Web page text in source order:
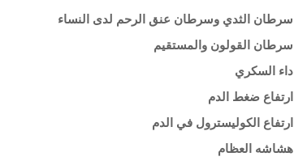
سرطان الثدي وسرطان عنق الرحم لدى النساء
سرطان القولون والمستقيم
داء السكري
ارتفاع ضغط الدم
ارتفاع الكوليسترول في الدم
هشاشه العظام